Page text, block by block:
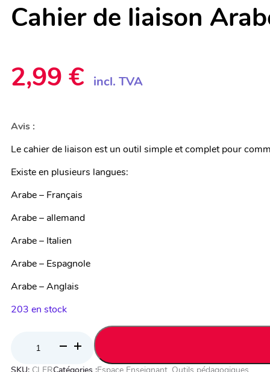
Cahier de liaison
2,99 € incl. TVA
Le cahier de liaison est un outil simple et complet pour
Existe en plusieurs langues:
Arabe – Français
Arabe – allemand
Arabe – Italien
Arabe – Espagnole
Arabe – Anglais
203 en stock
quantité
de